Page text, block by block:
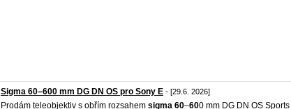
Sigma 60–600 mm DG DN OS pro Sony E - [29.6. 2026]
Prodám teleobjektiv s obřím rozsahem sigma 60–600 mm DG DN OS